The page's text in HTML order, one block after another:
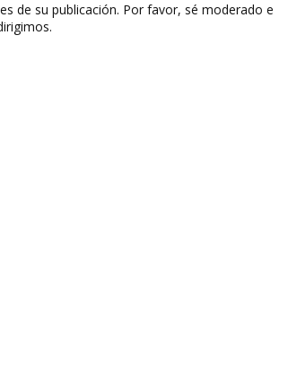
de su publicación. Por favor, sé moderado e